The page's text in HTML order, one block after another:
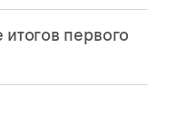
первого